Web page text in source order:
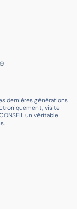
dernières générations
visite
un véritable